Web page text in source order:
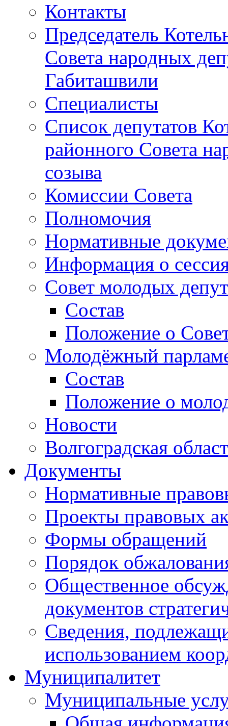
Контакты
Председатель
Совета народных
Габиташвили
Специалисты
Список депутатов
районного Совета
созыва
Комиссии Совета
Полномочия
Нормативные
Информация о
Совет молодых
Состав
Положение о
Молодёжный
Состав
Положение о
Новости
Волгоградская
Документы
Нормативные
Проекты правовых
Формы обращений
Порядок
Общественное
документов
Сведения,
использованием
Муниципалитет
Муниципальные